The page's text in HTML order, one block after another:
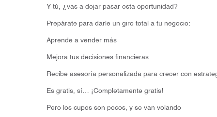
Y tú, ¿vas a dejar pasar esta oportunidad?
Prepárate para darle un giro total a tu negocio:
Aprende a vender más
Mejora tus decisiones financieras
Recibe asesoría personalizada para crecer con
Es gratis, sí… ¡Completamente gratis!
Pero los cupos son pocos, y se van volando